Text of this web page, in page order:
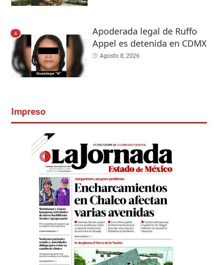
4
Apoderada legal de Ruffo
Appel es detenida en CDMX
Agosto 8, 2026
Impreso